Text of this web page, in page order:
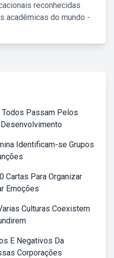
reconhecidas
acadêmicas do mundo -
Passam Pelos
Identificam-se Grupos
Cartas Para Organizar
Emoções
Culturas Coexistem
E Negativos Da
Corporações